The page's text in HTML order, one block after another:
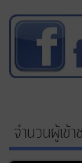
จำนวนผู้เข้า